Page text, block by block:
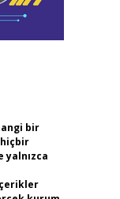
bir
yalnızca